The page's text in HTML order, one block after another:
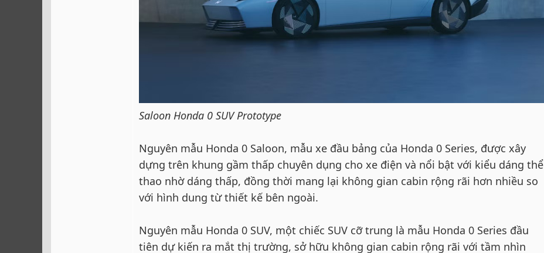
Saloon Honda 0 SUV Prototype
Nguyên mẫu Honda 0 Saloon, mẫu xe đầu bảng của Honda 0 Series, được xây
dựng trên khung gầm thấp chuyên dụng cho xe điện và nổi bật với kiểu dáng thể
thao nhờ dáng thấp, đồng thời mang lại không gian cabin rộng rãi hơn nhiều so
với hình dung từ thiết kế bên ngoài.
Nguyên mẫu Honda 0 SUV, một chiếc SUV cỡ trung là mẫu Honda 0 Series đầu
tiên dự kiến ra mắt thị trường, sở hữu không gian cabin rộng rãi với tầm nhìn